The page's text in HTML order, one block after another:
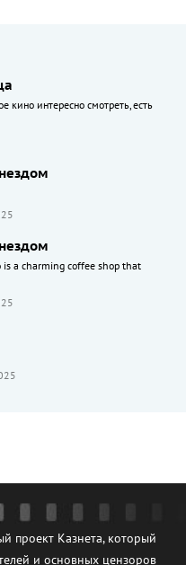
кино интересно смотреть, есть
a charming coffee shop that
проект Казнета, который
и основных цензоров